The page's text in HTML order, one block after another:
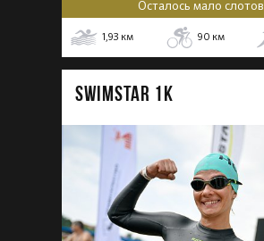
Осталось мало слотов
1,93 км 90 км
SWIMSTAR 1K